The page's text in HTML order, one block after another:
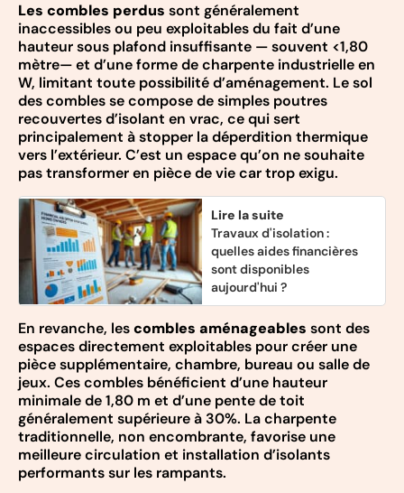
Les combles perdus sont généralement
inaccessibles ou peu exploitables du fait d’une
hauteur sous plafond insuffisante — souvent <1,80
mètre— et d’une forme de charpente industrielle en
W, limitant toute possibilité d’aménagement. Le sol
des combles se compose de simples poutres
recouvertes d’isolant en vrac, ce qui sert
principalement à stopper la déperdition thermique
vers l’extérieur. C’est un espace qu’on ne souhaite
pas transformer en pièce de vie car trop exigu.
Lire la suite
Travaux d'isolation :
quelles aides financières
sont disponibles
aujourd'hui ?
En revanche, lescombles aménageables sont des
espaces directement exploitables pour créer une
pièce supplémentaire, chambre, bureau ou salle de
jeux. Ces combles bénéficient d’une hauteur
minimale de 1,80 m et d’une pente de toit
généralement supérieure à 30%. La charpente
traditionnelle, non encombrante, favorise une
meilleure circulation et installation d’isolants
performants sur les rampants.